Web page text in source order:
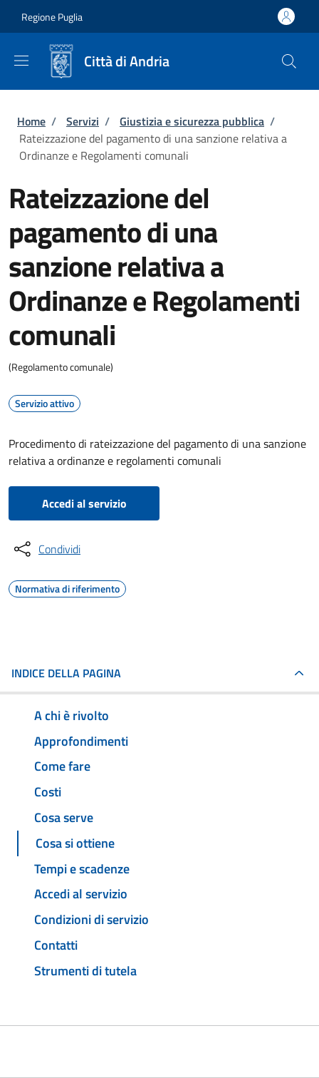
Regione Puglia
Città di Andria
Briciole di pane
Home / Servizi / Giustizia e sicurezza pubblica /
Rateizzazione del pagamento di una sanzione relativa a
Ordinanze e Regolamenti comunali
Rateizzazione del
pagamento di una
sanzione relativa a
Ordinanze e Regolamenti
comunali
(Regolamento comunale)
Servizio attivo
Procedimento di rateizzazione del pagamento di una sanzione
relativa a ordinanze e regolamenti comunali
Accedi al servizio
Condividi
Normativa di riferimento
INDICE DELLA PAGINA
A chi è rivolto
Approfondimenti
Come fare
Costi
Cosa serve
Cosa si ottiene
Tempi e scadenze
Accedi al servizio
Condizioni di servizio
Contatti
Strumenti di tutela